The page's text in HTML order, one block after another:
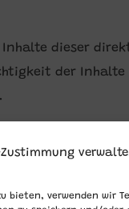
bieten, verwenden wir
dieser
der
Links ist
die